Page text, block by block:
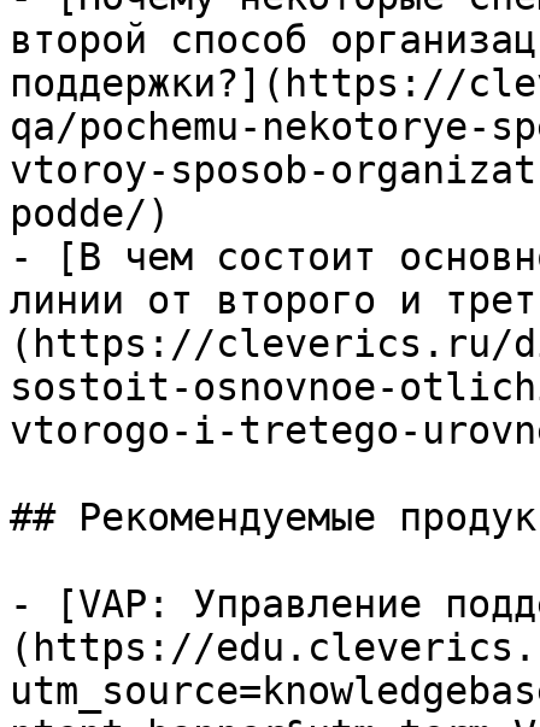
второй способ
поддержки?](https://
qa/pochemu-
vtoroy-sposob-
podde/)
- [В чем состоит
линии от второго и
(https://cleverics.ru/
sostoit-osnovnoe-
vtorogo-i-tretego-
## Рекомендуемые
- [VAP: Управление
(https://